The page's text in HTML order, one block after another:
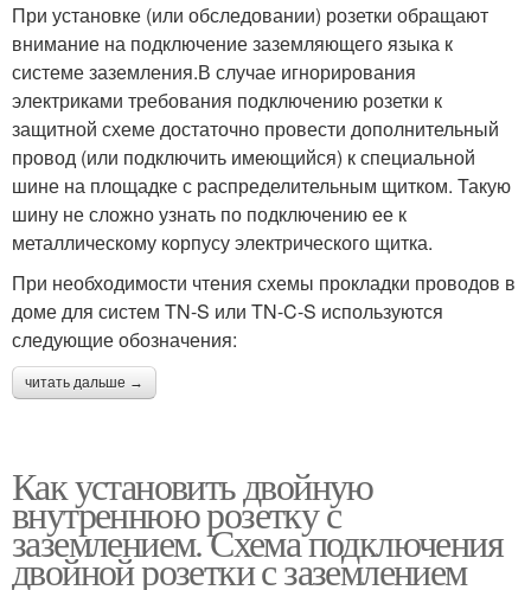
При установке (или обследовании) розетки обращают
внимание на подключение заземляющего языка к
системе заземления.В случае игнорирования
электриками требования подключению розетки к
защитной схеме достаточно провести дополнительный
провод (или подключить имеющийся) к специальной
шине на площадке с распределительным щитком. Такую
шину не сложно узнать по подключению ее к
металлическому корпусу электрического щитка.
При необходимости чтения схемы прокладки проводов в
доме для систем TN-S или TN-C-S используются
следующие обозначения:
читать дальше →
Как установить двойную
внутреннюю розетку с
заземлением. Схема подключения
двойной розетки с заземлением